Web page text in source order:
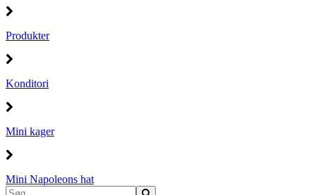
Produkter
Konditori
Mini kager
Mini Napoleons hat